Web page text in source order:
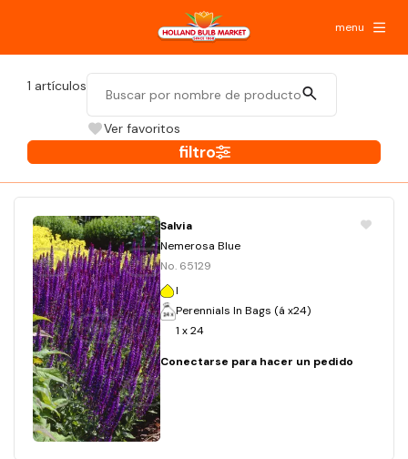
menu
1 artículos
Ver favoritos
filtro
Salvia
Nemerosa Blue
No. 65129
I
Perennials In Bags (á x24)
1 x 24
Conectarse para hacer un pedido